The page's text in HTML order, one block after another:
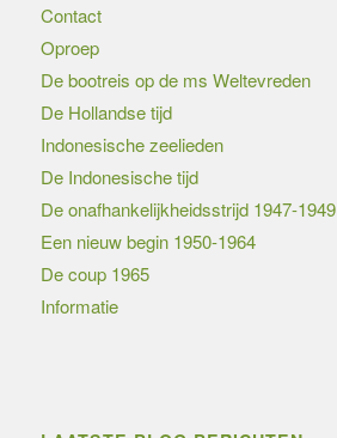
Contact
Oproep
De bootreis op de ms Weltevreden
De Hollandse tijd
Indonesische zeelieden
De Indonesische tijd
De onafhankelijkheidsstrijd 1947-1949
Een nieuw begin 1950-1964
De coup 1965
Informatie